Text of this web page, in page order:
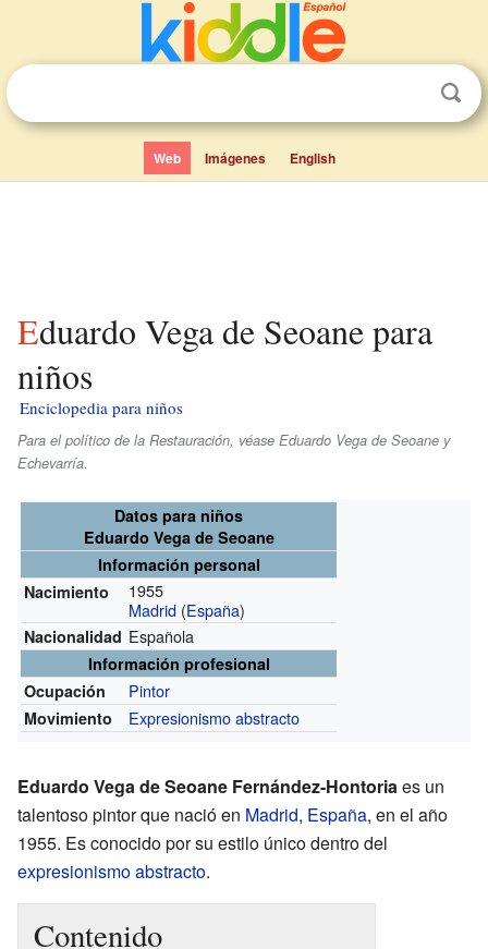
Web Imágenes English
Eduardo Vega de Seoane para
niños
Enciclopedia para niños
Para el político de la Restauración, véase Eduardo Vega de Seoane y
Echevarría.
Datos para niños
Eduardo Vega de Seoane
Información personal
Nacimiento
1955
Madrid (España)
Nacionalidad Española
Información profesional
Ocupación
Pintor
Movimiento Expresionismo abstracto
Eduardo Vega de Seoane Fernández-Hontoriaes un
talentoso pintor que nació en Madrid, España, en el año
1955. Es conocido por su estilo único dentro del
expresionismo abstracto.
Contenido